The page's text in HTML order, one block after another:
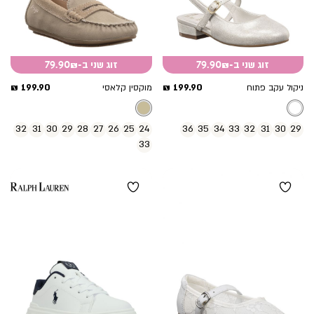
זוג שני ב-79.90₪
ניקול עקב פתוח
מחיר
199.90 ₪
29
30
31
32
33
34
35
36
זוג שני ב-79.90₪
מוקסין קלאסי
מחיר
199.90 ₪
24
25
26
27
28
29
30
31
32
33